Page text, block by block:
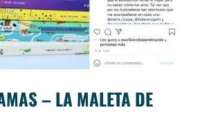
– LA MALETA DE